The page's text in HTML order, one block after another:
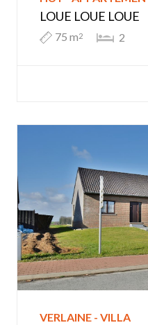
LOUE LOUE LOUE
75 m2 2
VERLAINE - VILLA